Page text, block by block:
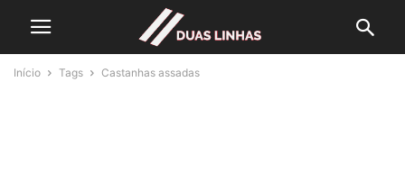
Início Tags Castanhas assadas